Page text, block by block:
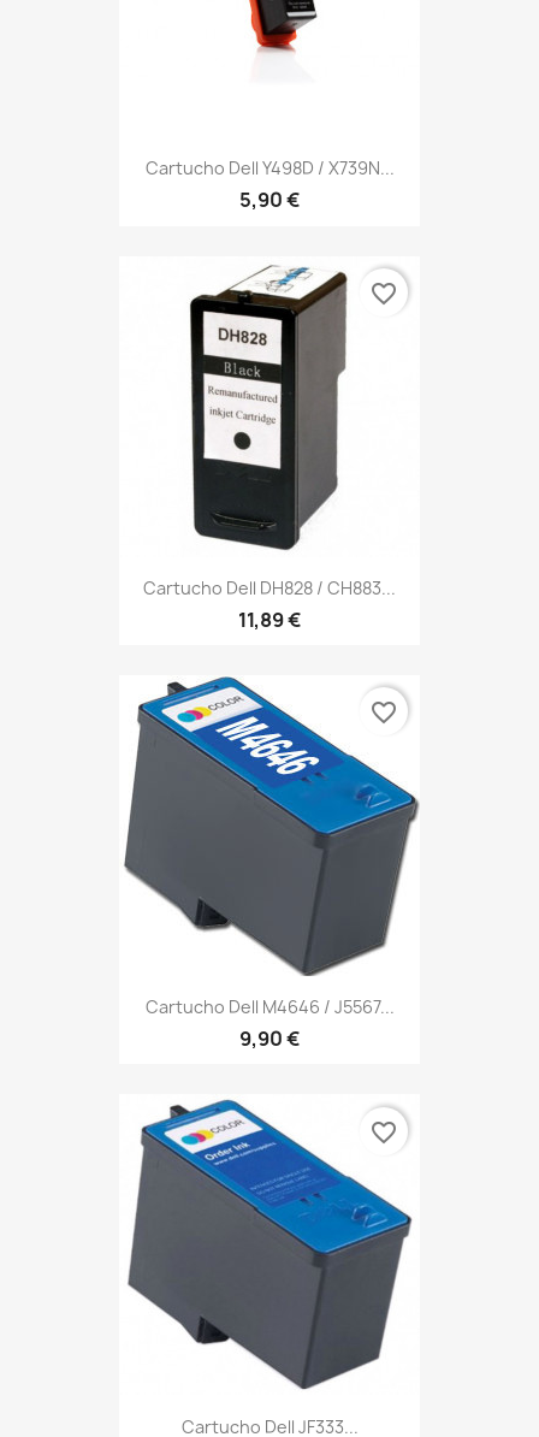
Cartucho Dell Y498D / X739N...
5,90 €
Cartucho Dell DH828 / CH883...
11,89 €
favorite_border
Cartucho Dell M4646 / J5567...
9,90 €
favorite_border
Cartucho Dell JF333...
favorite_border